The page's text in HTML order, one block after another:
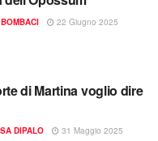
22 Giugno 2025
di Martina voglio dire
DIPALO 31 Maggio 2025